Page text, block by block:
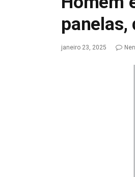
janeiro 23, 2025